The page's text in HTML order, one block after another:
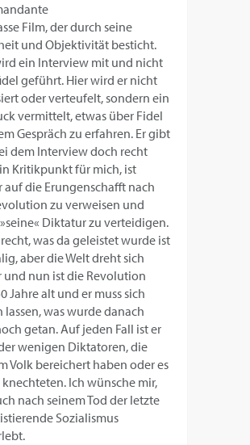
Film, der durch seine
und Objektivität besticht.
ein Interview mit und nicht
geführt. Hier wird er nicht
oder verteufelt, sondern ein
vermittelt, etwas über Fidel
Gespräch zu erfahren. Er gibt
dem Interview doch recht
Kritikpunkt für mich, ist
auf die Erungenschafft nach
zu verweisen und
Diktatur zu verteidigen.
was da geleistet wurde ist
aber die Welt dreht sich
und nun ist die Revolution
Jahre alt und er muss sich
lassen, was wurde danach
getan. Auf jeden Fall ist er
wenigen Diktatoren, die
Volk bereichert haben oder es
Ich wünsche mir,
nach seinem Tod der letzte
Sozialismus